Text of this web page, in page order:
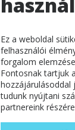
Ez a weboldal
felhasználói
forgalom
Fontosnak tartjuk
tudunk nyújtani
partnereink